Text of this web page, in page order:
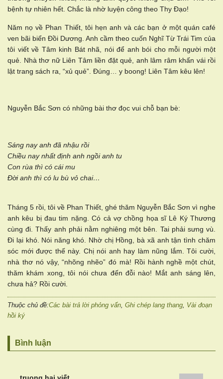
bệnh tự nhiên hết. Chắc là nhờ luyện công theo Thy Đạo!
Năm nọ về Phan Thiết, tôi hẹn anh và các bạn ở một quán café
ven bãi biển Đồi Dương. Anh cầm theo cuốn Nghĩ Từ Trái Tim của
tôi viết về Tâm kinh Bát nhã, nói để anh bói cho mỗi người một
quẻ. Nhà thơ nữ Liên Tâm liền đặt quẻ, anh lâm râm khấn vái rồi
lật trang sách ra, “xủ quẻ”. Đúng… y boong! Liên Tâm kêu lên!
Nguyễn Bắc Sơn có những bài thơ đọc vui chỗ bạn bè:
Sáng nay anh đã nhậu rồi
Chiều nay nhất định anh ngồi anh tu
Con rùa thì có cái mu
Đời anh thì có lu bù vỏ chai…
Tháng 5 rồi, tôi về Phan Thiết, ghé thăm Nguyễn Bắc Sơn vì nghe
anh kêu bị đau tim nặng. Có cả vợ chồng họa sĩ Lê Ký Thương
cùng đi. Thấy anh phải nằm nghiêng một bên. Tai phải sưng vù.
Đi lại khó. Nói năng khó. Nhờ chị Hồng, bà xã anh tận tình chăm
sóc mới được thế này. Chị nói anh hay làm nũng lắm. Tôi cười,
nhà thơ nó vậy, “nhõng nhẽo” đó mà! Rồi hành nghề một chút,
thăm khám xong, tôi nói chưa đến đỗi nào! Mắt anh sáng lên,
chưa hả? Rồi cười.
Thuộc chủ đề:Các bài trả lời phỏng vấn, Ghi chép lang thang, Vài đoạn
hồi ký
Bình luận